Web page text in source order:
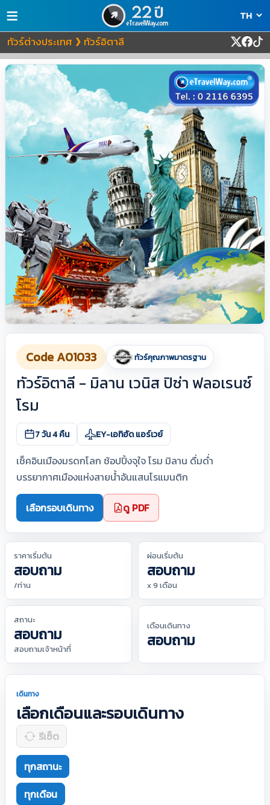
≡
ทัวร์ต่างประเทศ ❯ ทัวร์อิตาลี
Code A01033 ทัวร์คุณภาพมาตรฐาน
ทัวร์อิตาลี - มิลาน เวนิส ปิซ่า ฟลอเรนซ์
โรม
7 วัน 4 คืน EY-เอทิฮัด แอร์เวย์
เช็คอินเมืองมรดกโลก ช้อปปิ้งจุใจ โรม มิลาน ดื่มด่ำ
บรรยากาศเมืองแห่งสายน้ำอันแสนโรแมนติก
เลือกรอบเดินทาง ดู PDF
ราคาเริ่มต้น
สอบถาม
/ท่าน
ผ่อนเริ่มต้น
สอบถาม
x 9 เดือน
สถานะ
สอบถาม
สอบถามเจ้าหน้าที่
เดือนเดินทาง
สอบถาม
เดินทาง
เลือกเดือนและรอบเดินทาง
รีเซ็ต
ทุกสถานะ
ทุกเดือน